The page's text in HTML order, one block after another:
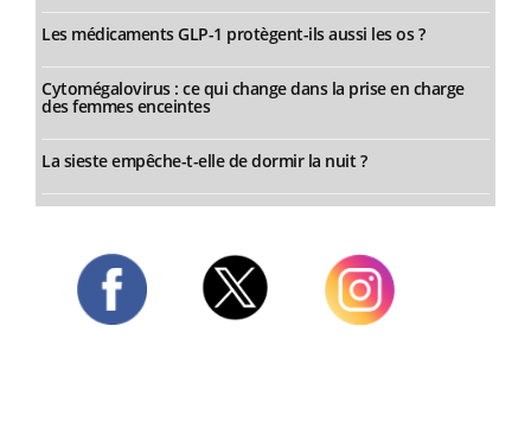
Les médicaments GLP-1 protègent-ils aussi les os ?
Cytomégalovirus : ce qui change dans la prise en charge
des femmes enceintes
La sieste empêche-t-elle de dormir la nuit ?